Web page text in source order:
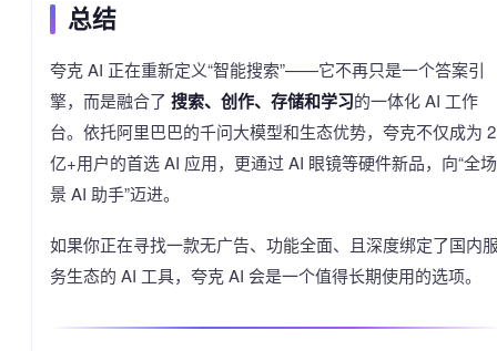
总结
夸克 AI 正在重新定义“智能搜索”——它不再只是一个答案引
擎，而是融合了 搜索、创作、存储和学习的一体化 AI 工作
台。依托阿里巴巴的千问大模型和生态优势，夸克不仅成为 2
亿+用户的首选 AI 应用，更通过 AI 眼镜等硬件新品，向“全场
景 AI 助手”迈进。
如果你正在寻找一款无广告、功能全面、且深度绑定了国内
务生态的 AI 工具，夸克 AI 会是一个值得长期使用的选项。